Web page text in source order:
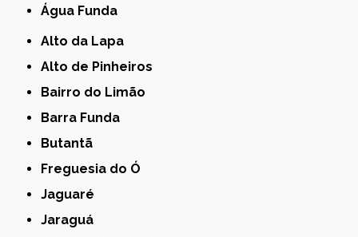
Água Funda
Alto da Lapa
Alto de Pinheiros
Bairro do Limão
Barra Funda
Butantã
Freguesia do Ó
Jaguaré
Jaraguá